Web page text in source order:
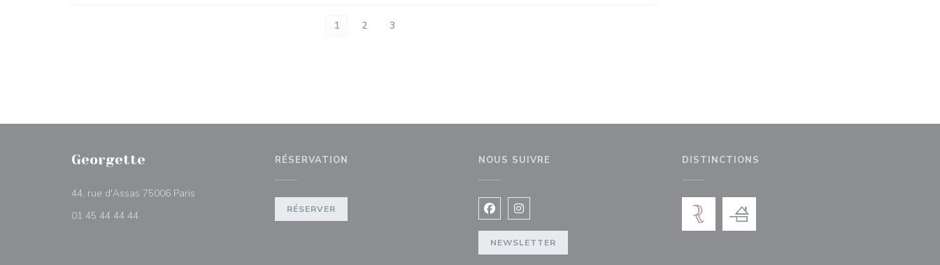
1 2 3
Georgette
44, rue d'Assas 75006 Paris
01 45 44 44 44
RÉSERVATION
RÉSERVER
NOUS SUIVRE
Facebook ((ouvre une nouvelle fenêtre))
Instagram ((ouvre une nouvelle fenêtre))
NEWSLETTER
DISTINCTIONS